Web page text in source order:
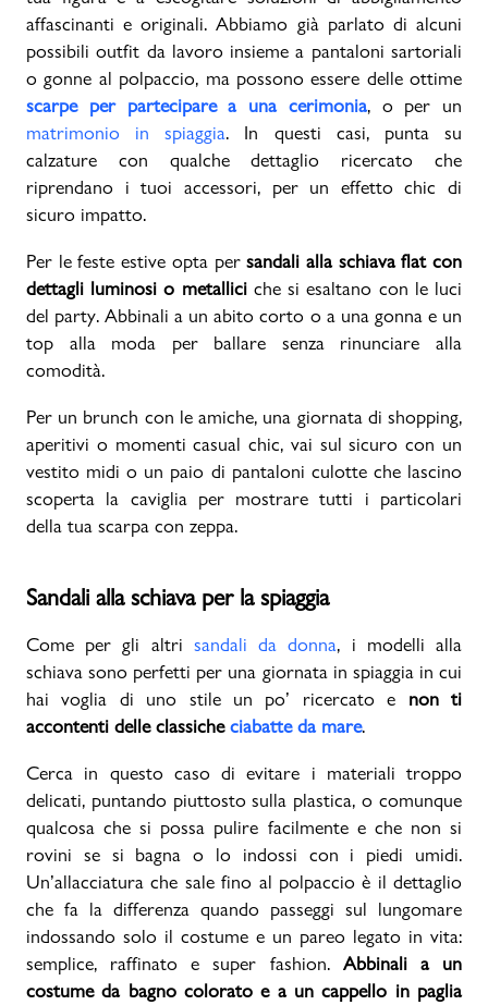
affascinanti e originali. Abbiamo già parlato di alcuni
possibili outfit da lavoro insieme a pantaloni sartoriali
o gonne al polpaccio, ma possono essere delle ottime
scarpe per partecipare a una cerimonia, o per un
matrimonio in spiaggia. In questi casi, punta su
calzature con qualche dettaglio ricercato che
riprendano i tuoi accessori, per un effetto chic di
sicuro impatto.
Per le feste estive opta persandali alla schiava flat con
dettagli luminosi o metalliciche si esaltano con le luci
del party. Abbinali a un abito corto o a una gonna e un
top alla moda per ballare senza rinunciare alla
comodità.
Per un brunch con le amiche, una giornata di shopping,
aperitivi o momenti casual chic, vai sul sicuro con un
vestito midi o un paio di pantaloni culotte che lascino
scoperta la caviglia per mostrare tutti i particolari
della tua scarpa con zeppa.
Sandali alla schiava per la spiaggia
Come per gli altri sandali da donna, i modelli alla
schiava sono perfetti per una giornata in spiaggia in cui
hai voglia di uno stile un po’ ricercato e non ti
accontenti delle classicheciabatte da mare.
Cerca in questo caso di evitare i materiali troppo
delicati, puntando piuttosto sulla plastica, o comunque
qualcosa che si possa pulire facilmente e che non si
rovini se si bagna o lo indossi con i piedi umidi.
Un’allacciatura che sale fino al polpaccio è il dettaglio
che fa la differenza quando passeggi sul lungomare
indossando solo il costume e un pareo legato in vita:
semplice, raffinato e super fashion. Abbinali a un
costume da bagno colorato e a un cappello in paglia